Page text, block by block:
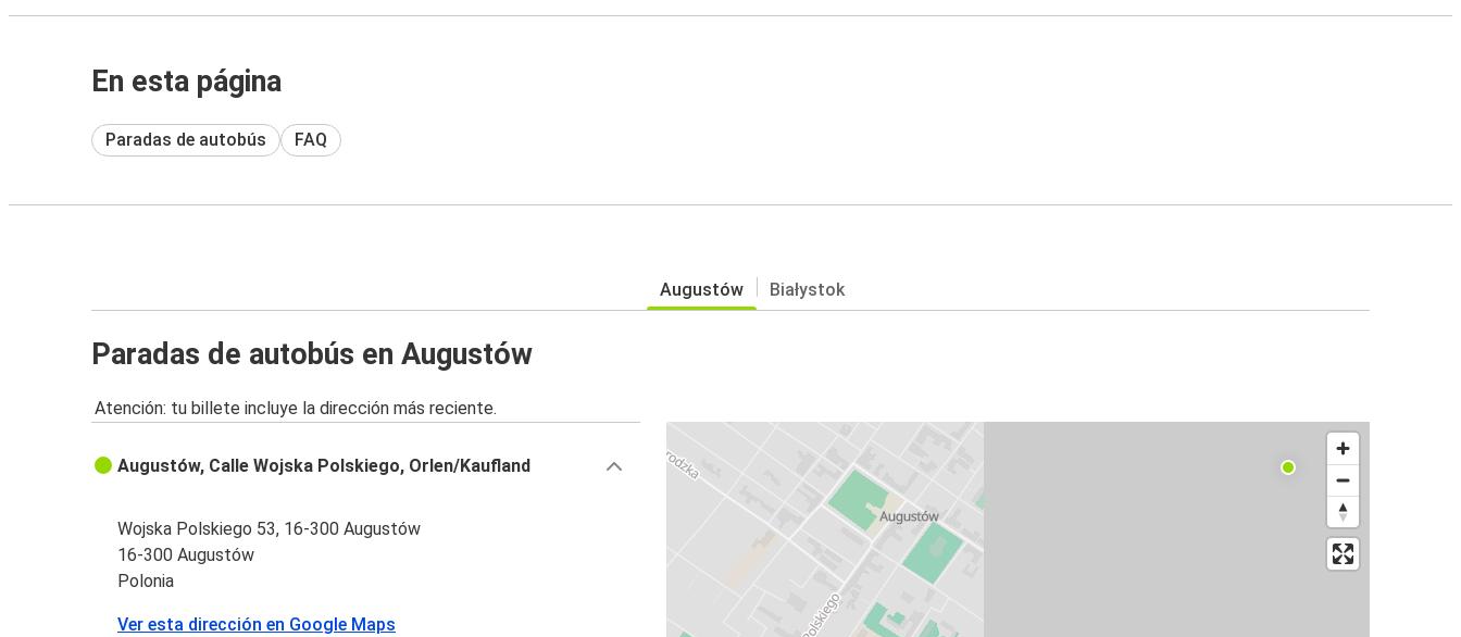
En esta página
Paradas de autobús FAQ
Augustów Białystok
Paradas de autobús en Augustów
Atención: tu billete incluye la dirección más reciente.
Augustów, Calle Wojska Polskiego, Orlen/Kaufland
Wojska Polskiego 53, 16-300 Augustów
16-300 Augustów
Polonia
Ver esta dirección en Google Maps